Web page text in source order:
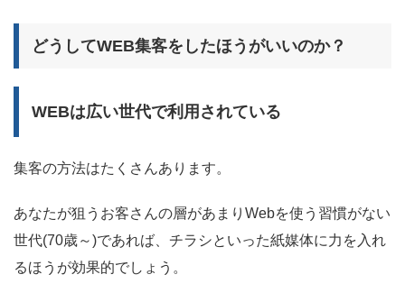
どうしてWEB集客をしたほうがいいのか？
WEBは広い世代で利用されている
集客の方法はたくさんあります。
あなたが狙うお客さんの層があまりWebを使う習慣がない
世代(70歳～)であれば、チラシといった紙媒体に力を入れ
るほうが効果的でしょう。